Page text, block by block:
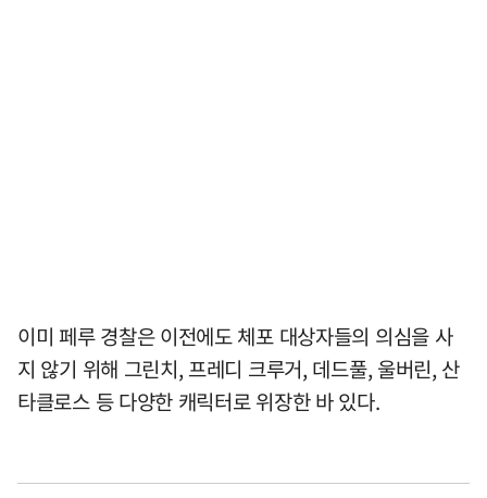
이미 페루 경찰은 이전에도 체포 대상자들의 의심을 사
지 않기 위해 그린치, 프레디 크루거, 데드풀, 울버린, 산
타클로스 등 다양한 캐릭터로 위장한 바 있다.